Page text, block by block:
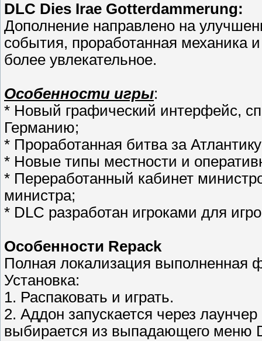
DLC Dies Irae Gotterdammerung:
Дополнение направлено на
события, проработанная механика
более увлекательное.
Особенности игры:
* Новый графический интерфейс,
Германию;
* Проработанная битва за
* Новые типы местности и
* Переработанный кабинет
министра;
* DLC разработан игроками для
Особенности Repack
Полная локализация выполненная
Установка:
1. Распаковать и играть.
2. Аддон запускается через
выбирается из выпадающего меню